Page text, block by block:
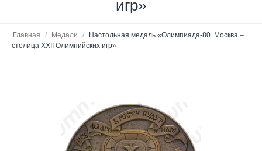
игр»
Главная / Медали /
Настольная медаль «Олимпиада-80. Москва –
столица XXII Олимпийских игр»